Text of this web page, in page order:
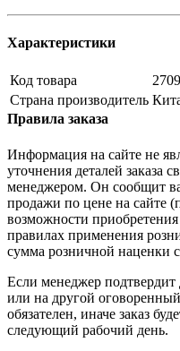
Характеристики
Код товара
Страна производитель
Правила заказа
Информация на сайте не
уточнения деталей заказа
менеджером. Он сообщит
продажи по цене на сайте
возможности
правилах применения
сумма розничной наценки
Если менеджер подтвердит
или на другой
обязателен, иначе заказ
следующий рабочий день.